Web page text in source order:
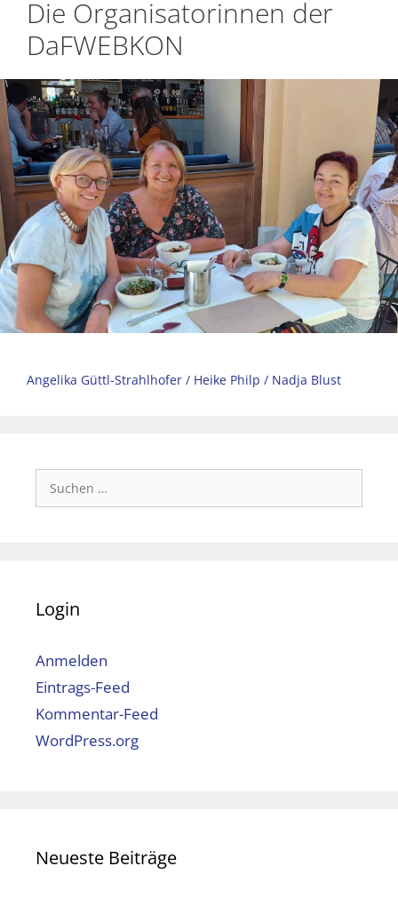
Die Organisatorinnen der
DaFWEBKON
Angelika Güttl-Strahlhofer / Heike Philp / Nadja Blust
Suchen
nach:
Login
Anmelden
Eintrags-Feed
Kommentar-Feed
WordPress.org
Neueste Beiträge